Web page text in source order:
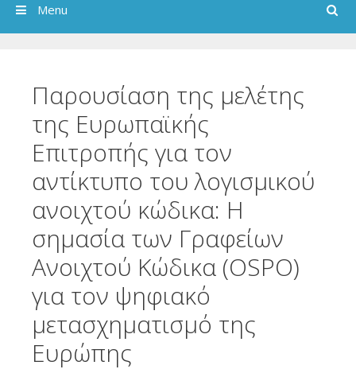
Search
Menu
Παρουσίαση της μελέτης
της Ευρωπαϊκής
Επιτροπής για τον
αντίκτυπο του λογισμικού
ανοιχτού κώδικα: Η
σημασία των Γραφείων
Ανοιχτού Κώδικα (OSPO)
για τον ψηφιακό
μετασχηματισμό της
Ευρώπης